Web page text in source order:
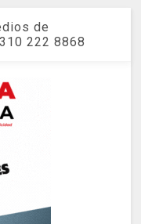
de
222 8868